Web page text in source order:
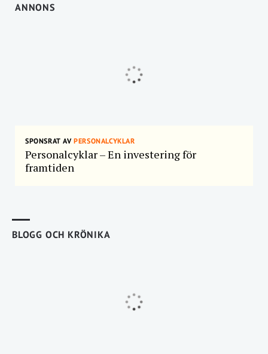
ANNONS
SPONSRAT AVPERSONALCYKLAR
Personalcyklar – En investering för
framtiden
BLOGG OCH KRÖNIKA